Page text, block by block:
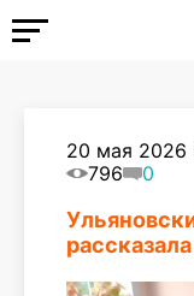
20 мая 2026
796
0